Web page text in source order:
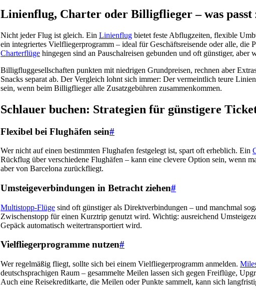
Linienflug, Charter oder Billigflieger – was passt
Nicht jeder Flug ist gleich. Ein Linienflug bietet feste Abflugzeiten, flexible
ein integriertes Vielfliegerprogramm – ideal für Geschäftsreisende oder alle, die
Charterflüge hingegen sind an Pauschalreisen gebunden und oft günstiger, aber
Billigfluggesellschaften punkten mit niedrigen Grundpreisen, rechnen aber
Snacks separat ab. Der Vergleich lohnt sich immer: Der vermeintlich teure
sein, wenn beim Billigflieger alle Zusatzgebühren zusammenkommen.
Schlauer buchen: Strategien für günstigere
Flexibel bei Flughäfen sein#
Wer nicht auf einen bestimmten Flughafen festgelegt ist, spart oft erheblich. Ein
Rückflug über verschiedene Flughäfen – kann eine clevere Option sein, wenn
aber von Barcelona zurückfliegt.
Umsteigeverbindungen in Betracht ziehen#
Multistopp-Flüge sind oft günstiger als Direktverbindungen – und manchmal
Zwischenstopp für einen Kurztrip genutzt wird. Wichtig: ausreichend
Gepäck automatisch weitertransportiert wird.
Vielfliegerprogramme nutzen#
Wer regelmäßig fliegt, sollte sich bei einem Vielfliegerprogramm anmelden.
deutschsprachigen Raum – gesammelte Meilen lassen sich gegen Freiflüge,
Auch eine Reisekreditkarte, die Meilen oder Punkte sammelt, kann sich